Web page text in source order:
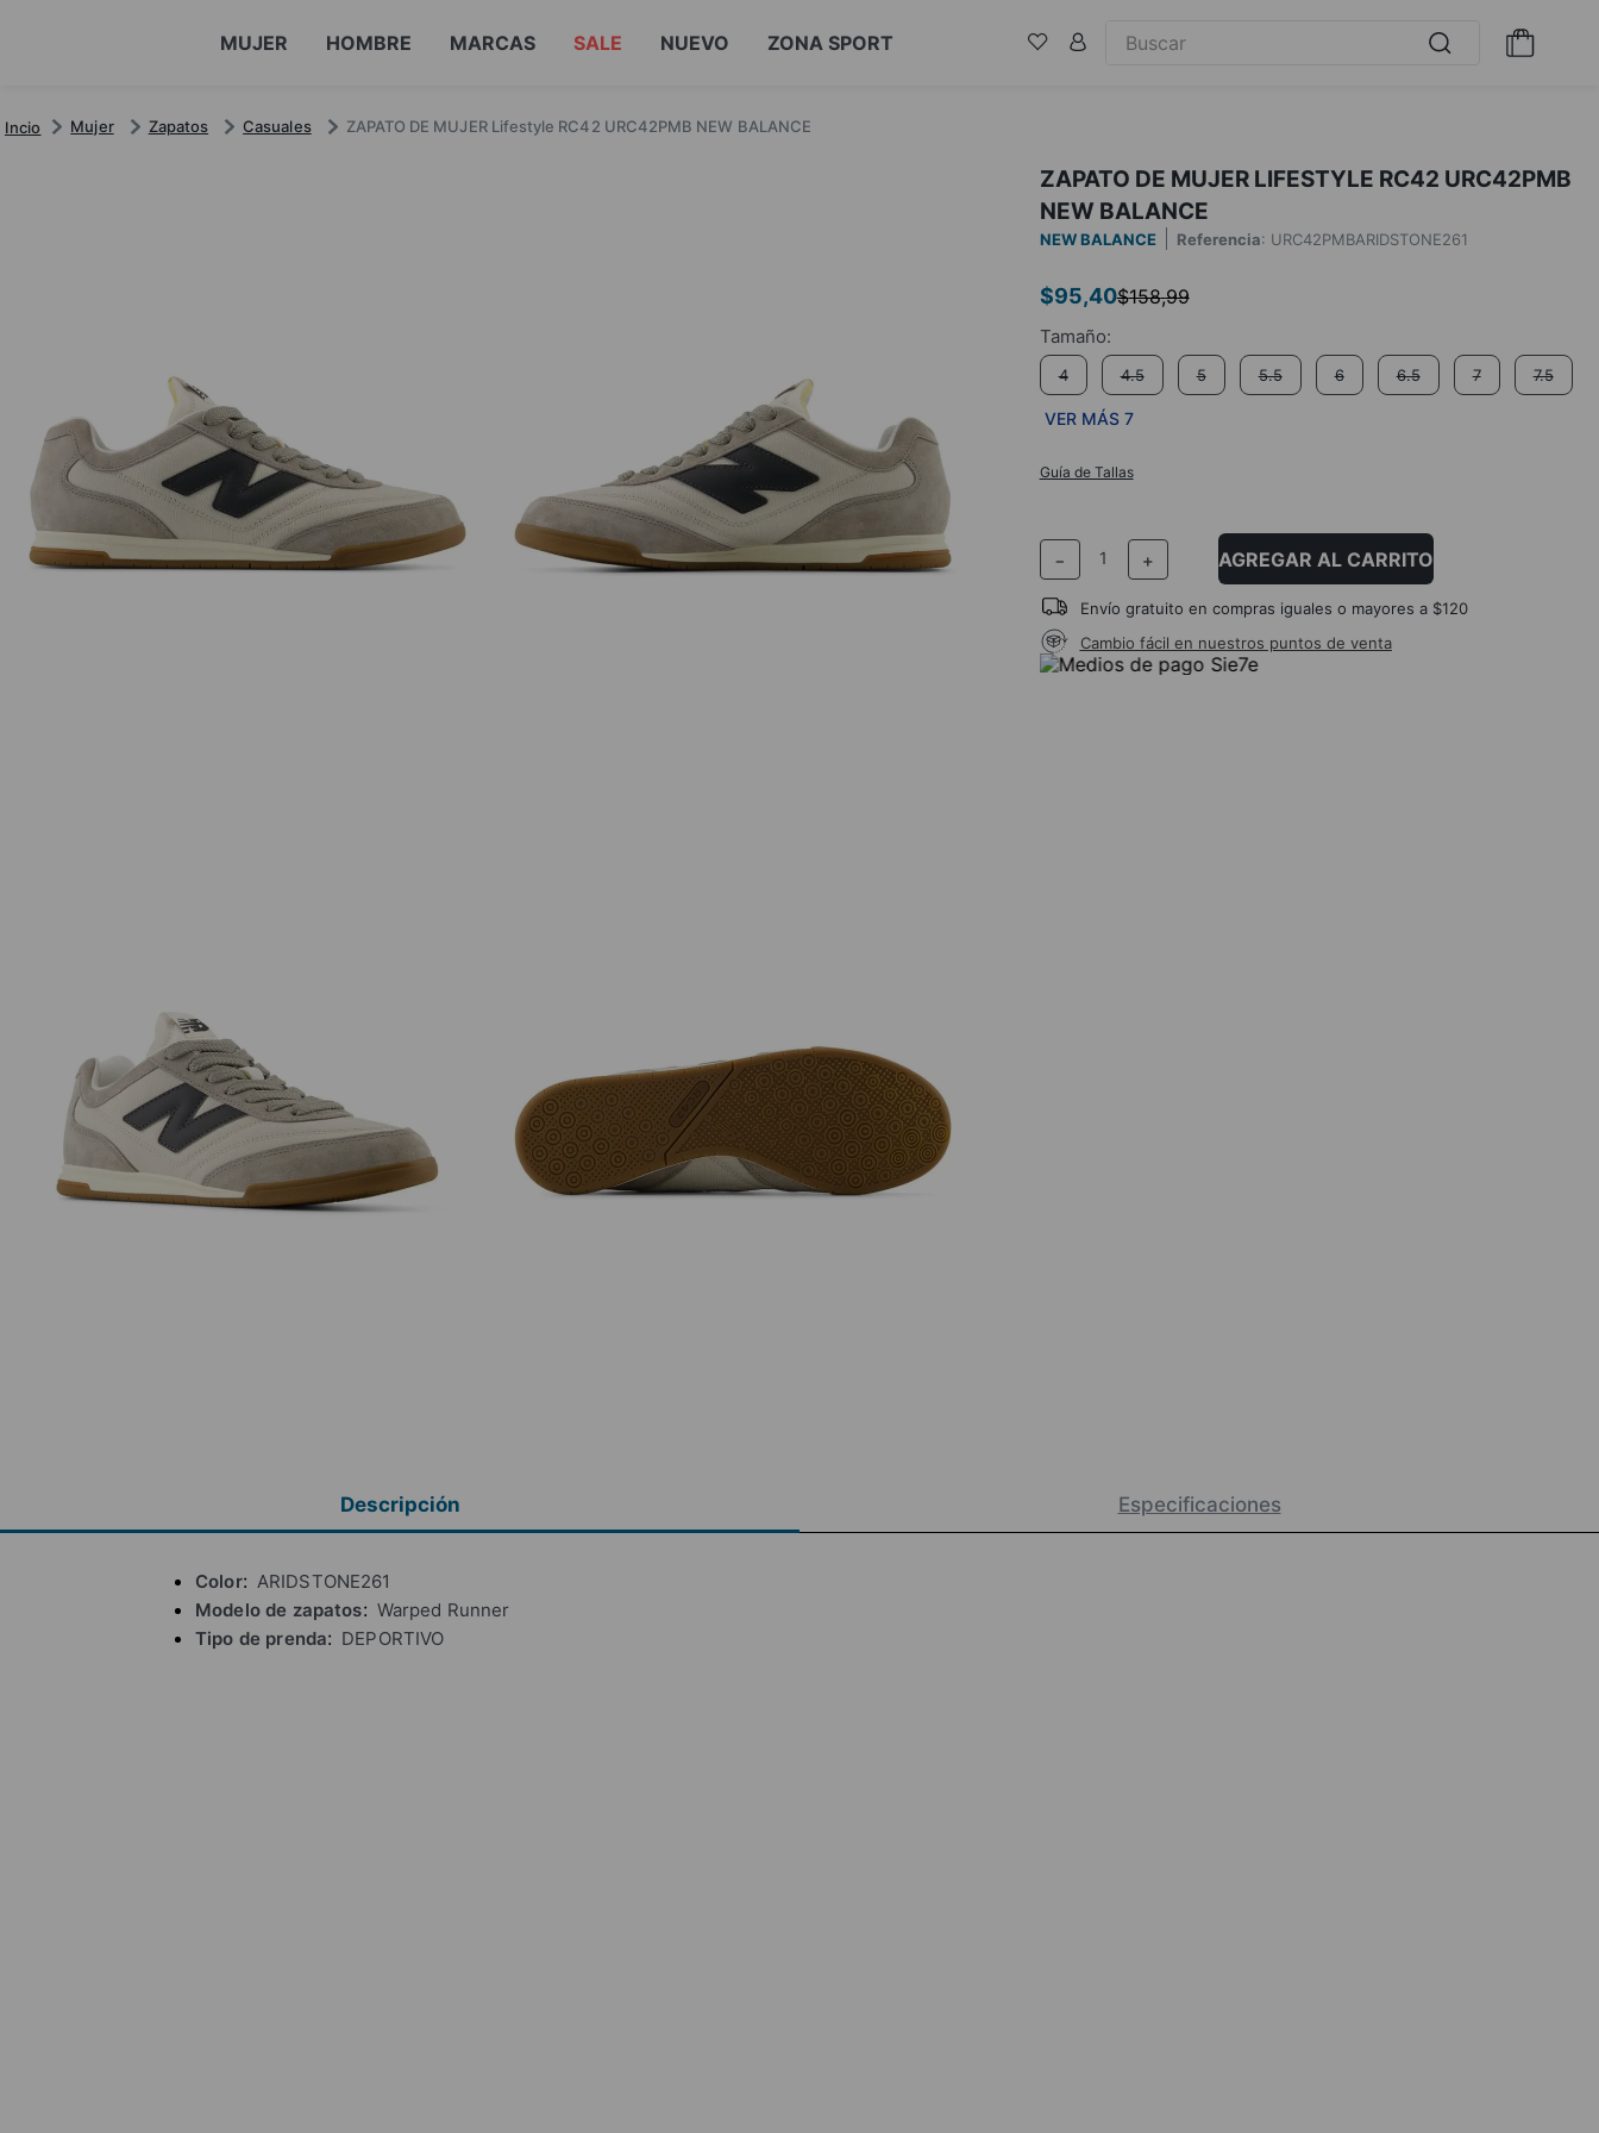
MUJER HOMBRE MARCAS SALE NUEVO ZONA SPORT
Mujer Zapatos Casuales ZAPATO DE MUJER Lifestyle RC42 URC42PMB NEW BALANCE
ZAPATO DE MUJER LIFESTYLE RC42 URC42PMB
NEW BALANCE
NEW BALANCE Referencia: URC42PMBARIDSTONE261
$95,40$158,99
4 4.5 5 5.5 6 6.5 7 7.5
VER MÁS 7
Guía de Tallas
＋
－ AGREGAR AL CARRITO
Envío gratuito en compras iguales o mayores a $120
Cambio fácil en nuestros puntos de venta
Descripción Especificaciones
Color
ARIDSTONE261
Modelo de zapatos
Warped Runner
Tipo de prenda
DEPORTIVO